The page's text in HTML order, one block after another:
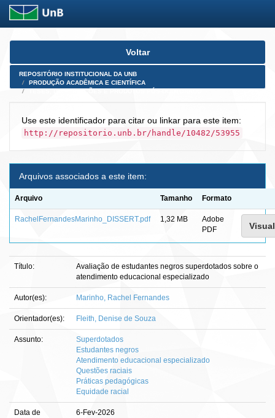
Skip
Voltar
REPOSITÓRIO INSTITUCIONAL DA UNB
PRODUÇÃO ACADÊMICA E CIENTÍFICA
Use este identificador para citar ou linkar para este item:
http://repositorio.unb.br/handle/10482/53955
Arquivos associados a este item:
Arquivo Tamanho Formato
RachelFernandesMarinho_DISSERT.pdf 1,32 MB
Adobe
PDF
Título:
Avaliação de estudantes negros superdotados sobre o
atendimento educacional especializado
Autor(es): Marinho, Rachel Fernandes
Orientador(es): Fleith, Denise de Souza
Assunto:
Superdotados
Estudantes negros
Atendimento educacional especializado
Questões raciais
Práticas pedagógicas
Equidade racial
Data de
6-Fev-2026